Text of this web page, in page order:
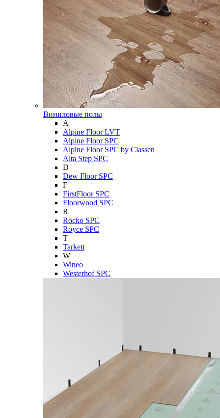
Виниловые полы
A
Alpine Floor LVT
Alpine Floor SPC
Alpine Floor SPC by Classen
Alta Step SPC
D
Dew Floor SPC
F
FirstFloor SPC
Floorwood SPC
R
Rocko SPC
Royce SPC
T
Tarkett
W
Wineo
Westerhof SPC